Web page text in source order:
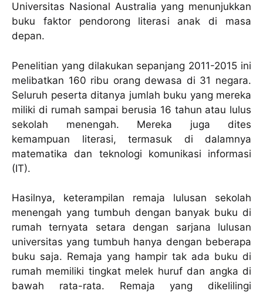
Universitas Nasional Australia yang menunjukkan
buku faktor pendorong literasi anak di masa
depan.
Penelitian yang dilakukan sepanjang 2011-2015 ini
melibatkan 160 ribu orang dewasa di 31 negara.
Seluruh peserta ditanya jumlah buku yang mereka
miliki di rumah sampai berusia 16 tahun atau lulus
sekolah menengah. Mereka juga dites
kemampuan literasi, termasuk di dalamnya
matematika dan teknologi komunikasi informasi
(IT).
Hasilnya, keterampilan remaja lulusan sekolah
menengah yang tumbuh dengan banyak buku di
rumah ternyata setara dengan sarjana lulusan
universitas yang tumbuh hanya dengan beberapa
buku saja. Remaja yang hampir tak ada buku di
rumah memiliki tingkat melek huruf dan angka di
bawah rata-rata. Remaja yang dikelilingi